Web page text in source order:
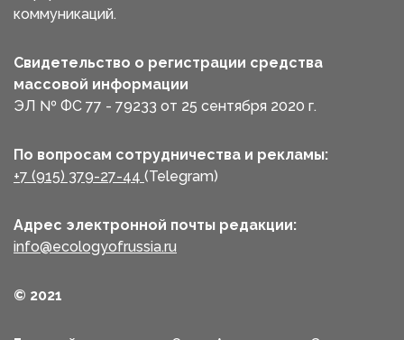
коммуникаций.
Свидетельство о регистрации средства
массовой информации
ЭЛ № ФС 77 - 79233 от 25 сентября 2020 г.
По вопросам сотрудничества и рекламы:
+7 (915) 379-27-44 (Telegram)
Адрес электронной почты редакции:
info@ecologyofrussia.ru
© 2021